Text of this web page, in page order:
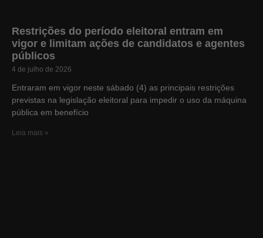
Restrições do período eleitoral entram em
vigor e limitam ações de candidatos e agentes
públicos
4 de julho de 2026
Entraram em vigor neste sábado (4) as principais restrições
previstas na legislação eleitoral para impedir o uso da máquina
pública em benefício
Leia mais »